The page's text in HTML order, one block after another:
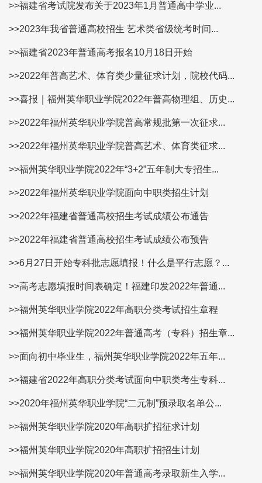
>>福建省考试院发布关于2023年1月普通高中学业...
>>2023年我省普通高校招生 艺术类省级统考时间...
>>福建省2023年普通高考报名10月18日开始
>>2022年普高艺术、体育类少量征求计划，院校代码...
>>喜报｜福州英华职业学院2022年普高物理组、历史...
>>2022年福州英华职业学院普高常规批第一次征求...
>>2022年福州英华职业学院普高艺术、体育类征求...
>>福州英华职业学院2022年“3+2”五年制大专招生...
>>2022年福州英华职业学院面向中职类招生计划
>>2022年福建省普通高校招生考试成绩公布通告
>>2022年福建省普通高校招生考试成绩公布预告
>>6月27日开始专科批志愿填报！什么是平行志愿？...
>>高考志愿填报时间表确定！福建印发2022年普通...
>>福州英华职业学院2022年高职分类考试招生章程
>>福州英华职业学院2022年普通高考（专科）招生章...
>>面向初中毕业生，福州英华职业学院2022年五年...
>>福建省2022年高职分类考试面向中职类考生专科...
>>2020年福州英华职业学院“二元制”预录取名单公...
>>福州英华职业学院2020年高职扩招征求计划
>>福州英华职业学院2020年高职扩招招生计划
>>福州英华职业学院2020年普通高考录取新生入学...